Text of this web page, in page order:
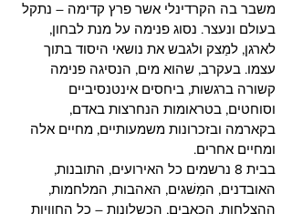
משבר בה הקרדינלי אשר פרץ קדימה – נתקל
בעולם ונעצר. נסוג פנימה על מנת לבחון,
לארגן, למַצק ולגבש את נושאי היסוד בתוך
עצמו. בעקרב, שהוא מים, הנסיגה פנימה
קשורה ברגשות, ביחסים אינטנסיביים
וסוחטים, בטראומות הנחרצות באדם,
בקארמה ובזכרונות משמעותיים, מחיים אלה
ומחיים אחרים.
בבית 8 נרשמים כל האירועים, התובנות,
האובדנים, המִשׁגים, האהבות, המלחמות,
ההצלחות, הכאבים, הכשלונות – כל החוויות